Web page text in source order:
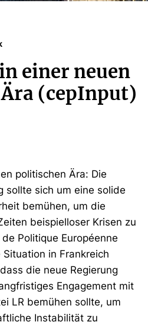
einer neuen
(cepInput)
politischen Ära: Die
sollte sich um eine solide
bemühen, um die
beispielloser Krisen zu
Politique Européenne
in Frankreich
die neue Regierung
Engagement mit
LR bemühen sollte, um
Instabilität zu